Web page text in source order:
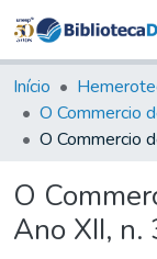
Início
O Commercio
O
Ano XII, n.